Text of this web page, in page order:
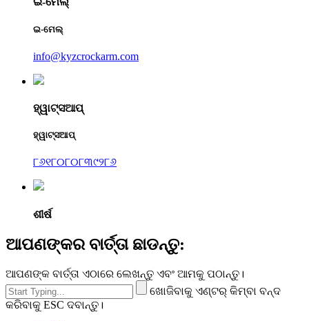
ଇ-ମେଲ୍
info@kyzcrockarm.com
ହ୍ୱାଟ୍ସଆପ୍
ହ୍ୱାଟ୍ସଆପ୍
୮୬୧୮୦୮୦୮୩୯୨୮୬
ଶୀର୍ଷ
ଆପଣଙ୍କର ବାର୍ତ୍ତା ଛାଡନ୍ତୁ:
ଆପଣଙ୍କ ବାର୍ତ୍ତା ଏଠାରେ ଲେଖନ୍ତୁ ଏବଂ ଆମକୁ ପଠାନ୍ତୁ।
ଖୋଜିବାକୁ ଏଣ୍ଟର୍ କିମ୍ବା ବନ୍ଦ
କରିବାକୁ ESC ଦବାନ୍ତୁ।